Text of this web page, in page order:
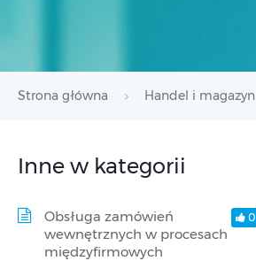
Strona główna Handel i magazyn
Inne w kategorii
Obsługa zamówień
wewnętrznych w procesach
międzyfirmowych
0